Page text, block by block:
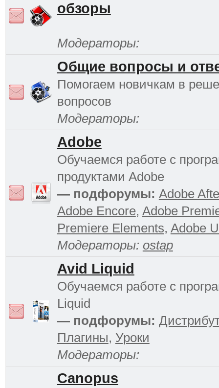
обзоры
Модераторы:
Общие вопросы и
Помогаем новичкам в
вопросов
Модераторы:
Adobe
Обучаемся работе с
продуктами Adobe
— подфорумы: Adobe
Adobe Encore, Adobe
Premiere Elements, Adobe
Модераторы: ostap
Avid Liquid
Обучаемся работе с
Liquid
— подфорумы:
Плагины, Уроки
Модераторы:
Canopus